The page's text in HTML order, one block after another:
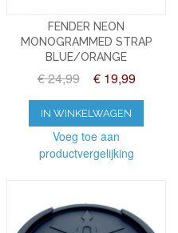
FENDER NEON
MONOGRAMMED STRAP
BLUE/ORANGE
€ 24,99 € 19,99
IN WINKELWAGEN
Voeg toe aan
productvergelijking